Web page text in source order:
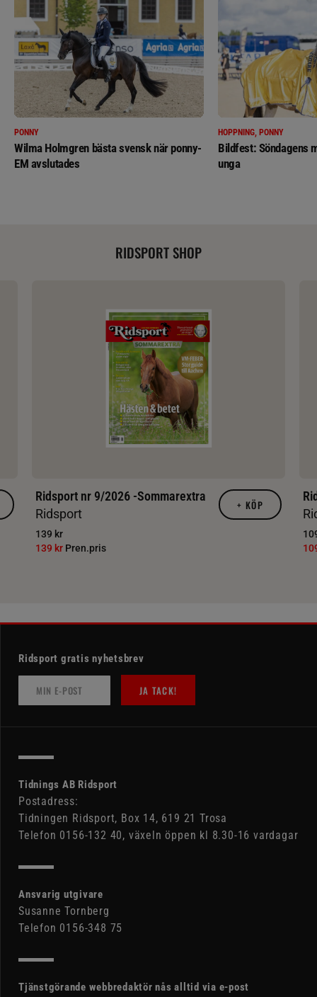
PONNY
Wilma Holmgren bästa svensk när ponny-
EM avslutades
HOPPNING, PONNY
Bildfest: Söndagens
unga
RIDSPORT SHOP
Ridsport nr 9/2026 -Sommarextra
Ridsport
139 kr
139 kr Pren.pris
+ KÖP
Ridsport gratis nyhetsbrev
JA TACK!
Tidnings AB Ridsport
Postadress:
Tidningen Ridsport, Box 14, 619 21 Trosa
Telefon 0156-132 40, växeln öppen kl 8.30-16 vardagar
Ansvarig utgivare
Susanne Tornberg
Telefon 0156-348 75
Tjänstgörande webbredaktör nås alltid via e-post